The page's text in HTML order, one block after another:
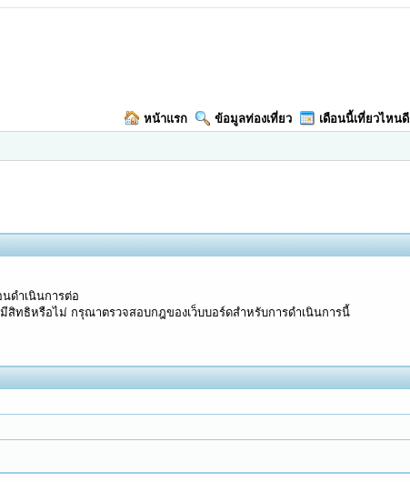
หน้าแรก ข้อมูลท่องเที่ยว เดือนนี้เที่ยวไหนดี
ดำเนินการต่อ
ธิหรือไม่ กรุณาตรวจสอบกฎของเว็บบอร์ดสำหรับการดำเนินการนี้